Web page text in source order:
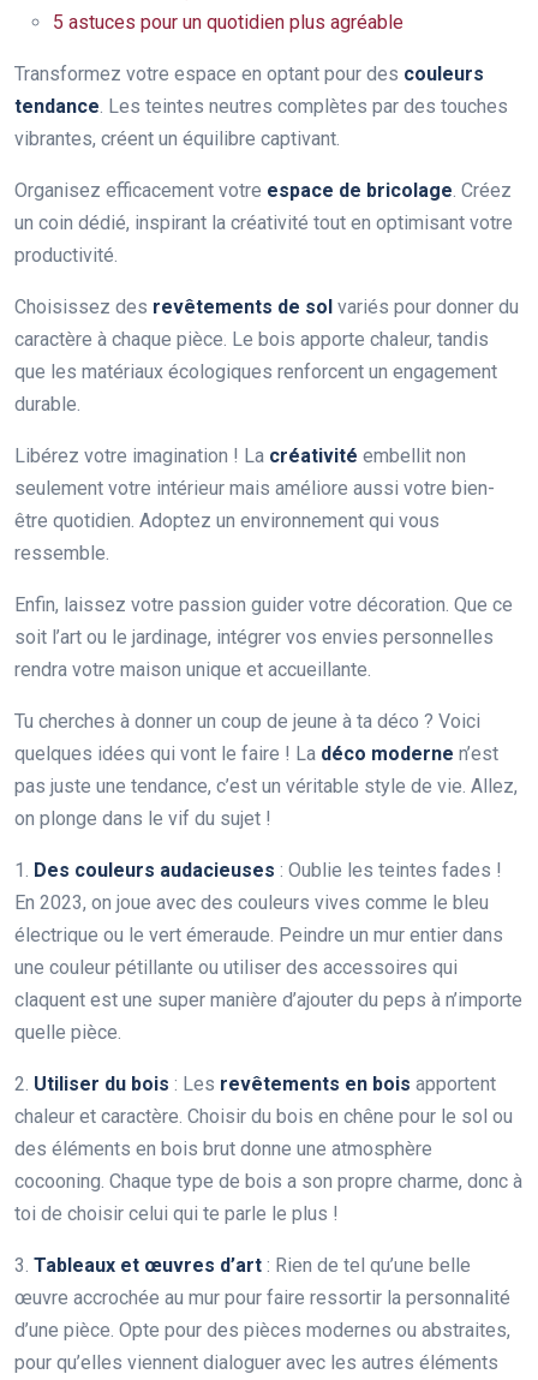
5 astuces pour un quotidien plus agréable
Transformez votre espace en optant pour des couleurs
tendance. Les teintes neutres complètes par des touches
vibrantes, créent un équilibre captivant.
Organisez efficacement votre espace de bricolage. Créez
un coin dédié, inspirant la créativité tout en optimisant votre
productivité.
Choisissez des revêtements de sol variés pour donner du
caractère à chaque pièce. Le bois apporte chaleur, tandis
que les matériaux écologiques renforcent un engagement
durable.
Libérez votre imagination ! La créativité embellit non
seulement votre intérieur mais améliore aussi votre bien-
être quotidien. Adoptez un environnement qui vous
ressemble.
Enfin, laissez votre passion guider votre décoration. Que ce
soit l’art ou le jardinage, intégrer vos envies personnelles
rendra votre maison unique et accueillante.
Tu cherches à donner un coup de jeune à ta déco ? Voici
quelques idées qui vont le faire ! La déco moderne n’est
pas juste une tendance, c’est un véritable style de vie. Allez,
on plonge dans le vif du sujet !
1. Des couleurs audacieuses : Oublie les teintes fades !
En 2023, on joue avec des couleurs vives comme le bleu
électrique ou le vert émeraude. Peindre un mur entier dans
une couleur pétillante ou utiliser des accessoires qui
claquent est une super manière d’ajouter du peps à n’importe
quelle pièce.
2. Utiliser du bois : Les revêtements en bois apportent
chaleur et caractère. Choisir du bois en chêne pour le sol ou
des éléments en bois brut donne une atmosphère
cocooning. Chaque type de bois a son propre charme, donc à
toi de choisir celui qui te parle le plus !
3. Tableaux et œuvres d’art : Rien de tel qu’une belle
œuvre accrochée au mur pour faire ressortir la personnalité
d’une pièce. Opte pour des pièces modernes ou abstraites,
pour qu’elles viennent dialoguer avec les autres éléments